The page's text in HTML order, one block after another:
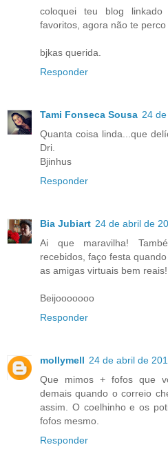
coloquei teu blog
favoritos, agora não te perco
bjkas querida.
Responder
Tami Fonseca Sousa 24
Quanta coisa linda...que
Dri.
Bjinhus
Responder
Bia Jubiart 24 de abril de
Ai que maravilha!
recebidos, faço festa
as amigas virtuais bem
Beijooooooo
Responder
mollymell 24 de abril de
Que mimos + fofos que
demais quando o correio
assim. O coelhinho e os
fofos mesmo.
Responder